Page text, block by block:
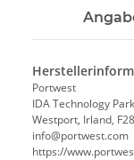
Portwest
IDA Technology Park
Westport, Irland,
info@portwest.com
https://